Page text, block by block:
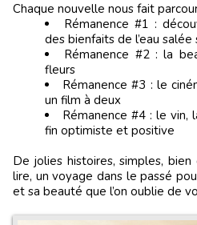
Chaque nouvelle nous fait
Rémanence #1 :
des bienfaits de l’eau salée
Rémanence #2 : la
fleurs
Rémanence #3 : le
un film à deux
Rémanence #4 : le vin,
fin optimiste et positive
De jolies histoires, simples,
lire, un voyage dans le passé
et sa beauté que l’on oublie de